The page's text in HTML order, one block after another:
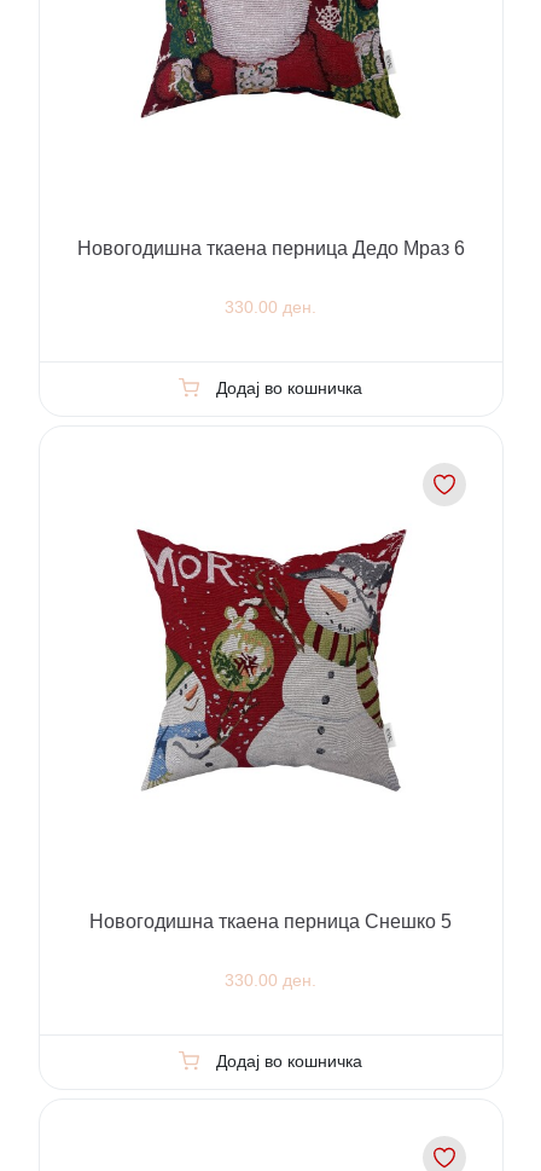
Новогодишна ткаена перница Дедо Мраз 6
330.00 ден.
Додај во кошничка
Новогодишна ткаена перница Снешко 5
330.00 ден.
Додај во кошничка